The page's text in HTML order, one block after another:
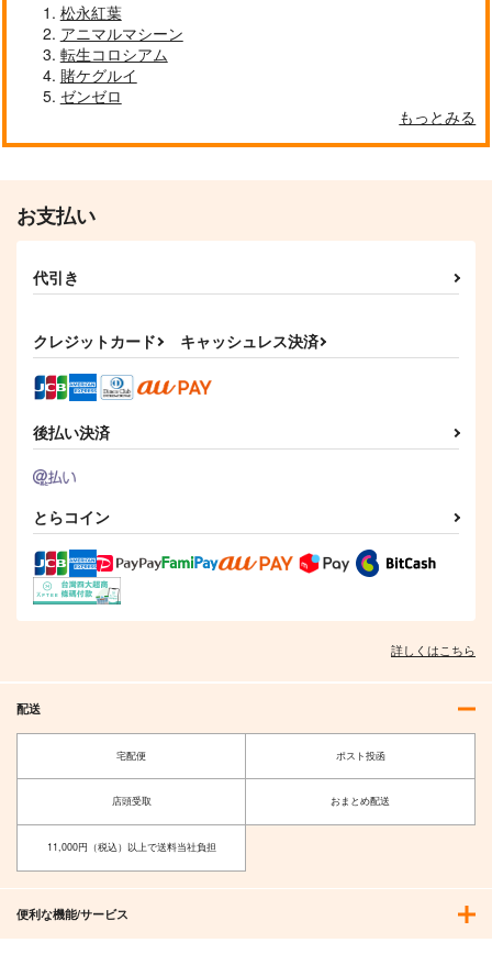
松永紅葉
アニマルマシーン
転生コロシアム
賭ケグルイ
ゼンゼロ
もっとみる
お支払い
代引き
クレジットカード キャッシュレス決済
後払い決済
とらコイン
詳しくはこちら
配送
宅配便 ポスト投函
店頭受取 おまとめ配送
11,000円（税込）以上で送料当社負担
便利な機能/サービス